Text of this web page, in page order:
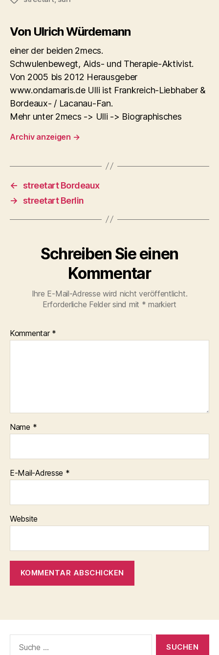
Von Ulrich Würdemann
einer der beiden 2mecs.
Schwulenbewegt, Aids- und Therapie-Aktivist.
Von 2005 bis 2012 Herausgeber
www.ondamaris.de Ulli ist Frankreich-Liebhaber &
Bordeaux- / Lacanau-Fan.
Mehr unter 2mecs -> Ulli -> Biographisches
Archiv anzeigen →
←
streetart Bordeaux
→
streetart Berlin
Schreiben Sie einen
Kommentar
Ihre E-Mail-Adresse wird nicht veröffentlicht.
Erforderliche Felder sind mit * markiert
Kommentar *
Name *
E-Mail-Adresse *
Website
nach: